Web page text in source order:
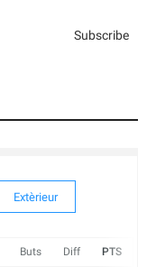
Subscribe
Extèrieur
Buts Diff PTS